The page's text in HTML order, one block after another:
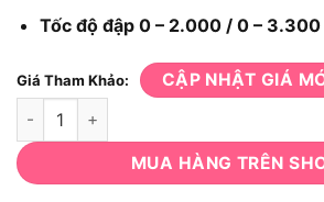
Tốc độ đập 0 – 2.000 / 0 –
Giá Tham Khảo: CẬP NHẬT GIÁ
Máy siết bu lông Total TIWLI20010 số
MUA HÀNG TRÊN